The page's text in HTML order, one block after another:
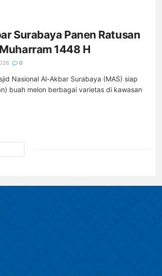
Surabaya Panen Ratusan
1448 H
0
Nasional Al-Akbar Surabaya (MAS) siap
buah melon berbagai varietas di kawasan